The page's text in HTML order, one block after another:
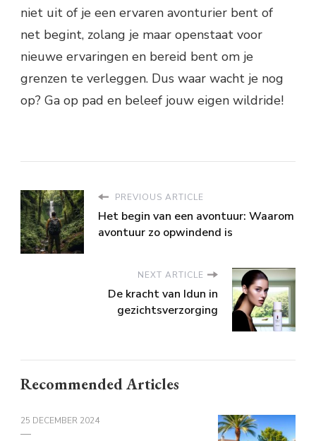
niet uit of je een ervaren avonturier bent of
net begint, zolang je maar openstaat voor
nieuwe ervaringen en bereid bent om je
grenzen te verleggen. Dus waar wacht je nog
op? Ga op pad en beleef jouw eigen wildride!
PREVIOUS ARTICLE
Het begin van een avontuur: Waarom
avontuur zo opwindend is
NEXT ARTICLE
De kracht van Idun in
gezichtsverzorging
Recommended Articles
25 DECEMBER 2024